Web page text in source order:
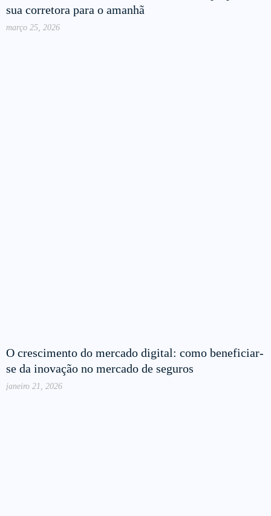
sua corretora para o amanhã
março 25, 2026
O crescimento do mercado digital: como beneficiar-
se da inovação no mercado de seguros
janeiro 21, 2026